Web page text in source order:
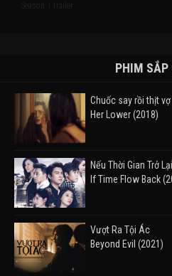
Season 1 trailer
PHIM SẮP
Chuốc say rồi thịt vợ
Her Lower (2018)
Nếu Thời Gian Trở Lại
If Time Flow Back
Vượt Ra Tội Ác
Beyond Evil (2021)